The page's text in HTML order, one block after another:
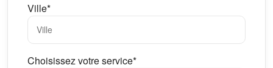
Ville*
Choisissez votre service*